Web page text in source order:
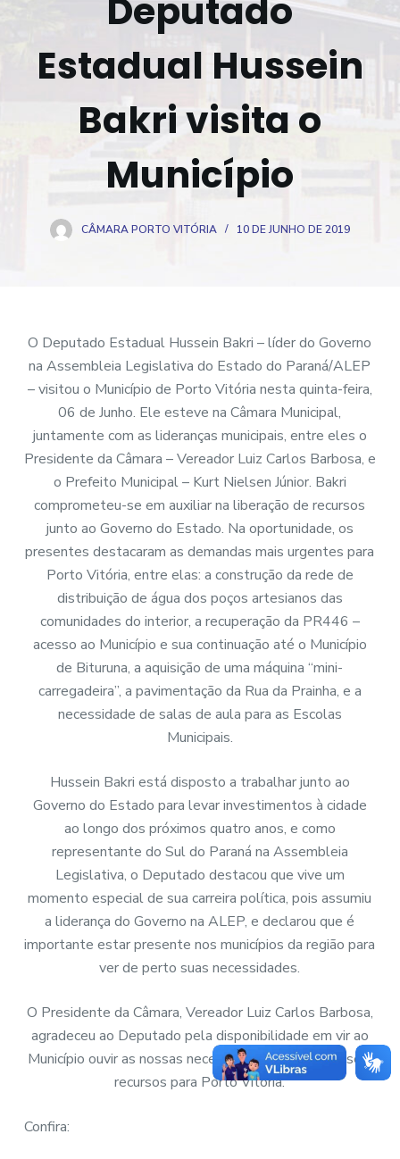
Deputado
Estadual Hussein
Bakri visita o
Município
CÂMARA PORTO VITÓRIA 10 DE JUNHO DE 2019
O Deputado Estadual Hussein Bakri – líder do Governo
na Assembleia Legislativa do Estado do Paraná/ALEP
– visitou o Município de Porto Vitória nesta quinta-feira,
06 de Junho. Ele esteve na Câmara Municipal,
juntamente com as lideranças municipais, entre eles o
Presidente da Câmara – Vereador Luiz Carlos Barbosa, e
o Prefeito Municipal – Kurt Nielsen Júnior. Bakri
comprometeu-se em auxiliar na liberação de recursos
junto ao Governo do Estado. Na oportunidade, os
presentes destacaram as demandas mais urgentes para
Porto Vitória, entre elas: a construção da rede de
distribuição de água dos poços artesianos das
comunidades do interior, a recuperação da PR446 –
acesso ao Município e sua continuação até o Município
de Bituruna, a aquisição de uma máquina “mini-
carregadeira”, a pavimentação da Rua da Prainha, e a
necessidade de salas de aula para as Escolas
Municipais.
Hussein Bakri está disposto a trabalhar junto ao
Governo do Estado para levar investimentos à cidade
ao longo dos próximos quatro anos, e como
representante do Sul do Paraná na Assembleia
Legislativa, o Deputado destacou que vive um
momento especial de sua carreira política, pois assumiu
a liderança do Governo na ALEP, e declarou que é
importante estar presente nos municípios da região para
ver de perto suas necessidades.
O Presidente da Câmara, Vereador Luiz Carlos Barbosa,
agradeceu ao Deputado pela disponibilidade em vir ao
Município ouvir as nossas necessidades, a fim de buscar
recursos para Porto Vitória.
Confira: